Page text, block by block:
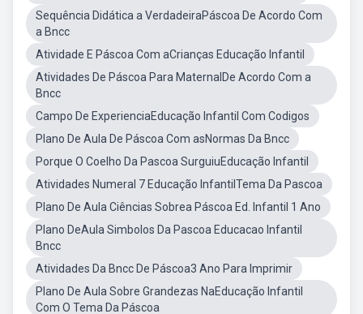
Sequência Didática a VerdadeiraPáscoa De Acordo Com
a Bncc
Atividade E Páscoa Com aCrianças Educação Infantil
Atividades De Páscoa Para MaternalDe Acordo Com a
Bncc
Campo De ExperienciaEducação Infantil Com Codigos
Plano De Aula De Páscoa Com asNormas Da Bncc
Porque O Coelho Da Pascoa SurguiuEducação Infantil
Atividades Numeral 7 Educação InfantilTema Da Pascoa
Plano De Aula Ciências Sobrea Páscoa Ed. Infantil 1 Ano
Plano DeAula Simbolos Da Pascoa Educacao Infantil
Bncc
Atividades Da Bncc De Páscoa3 Ano Para Imprimir
Plano De Aula Sobre Grandezas NaEducação Infantil
Com O Tema Da Páscoa